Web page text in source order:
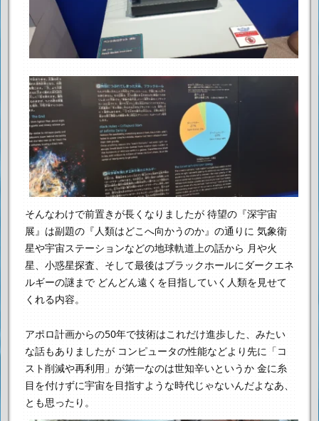
そんなわけで前置きが長くなりましたが 待望の『深宇宙
展』は副題の『人類はどこへ向かうのか』の通りに 気象衛
星や宇宙ステーションなどの地球軌道上の話から 月や火
星、小惑星探査、そして最後はブラックホールにダークエネ
ルギーの謎まで どんどん遠くを目指していく人類を見せて
くれる内容。
アポロ計画からの50年で技術はこれだけ進歩した、みたい
な話もありましたが コンピュータの性能などより先に「コ
スト削減や再利用」が第一なのは世知辛いというか 金に糸
目を付けずに宇宙を目指すような時代じゃないんだよなあ、
とも思ったり。